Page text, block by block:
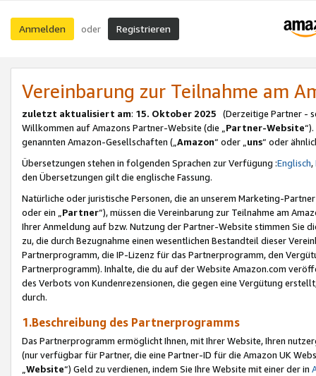
Anmelden oder Registrieren
Vereinbarung zur Teilnahme am
zuletzt aktualisiert am: 15. Oktober 2025 (Derzeitige Partner -
Willkommen auf Amazons Partner-Website (die „Partner-Website
genannten Amazon-Gesellschaften („Amazon“ oder „uns“ oder
Übersetzungen stehen in folgenden Sprachen zur Verfügung :Englisch,
den Übersetzungen gilt die englische Fassung.
Natürliche oder juristische Personen, die an unserem Marketing-
oder ein „Partner“), müssen die Vereinbarung zur Teilnahme am
Ihrer Anmeldung auf bzw. Nutzung der Partner-Website stimmen Sie
zu, die durch Bezugnahme einen wesentlichen Bestandteil dieser
Partnerprogramm, die IP-Lizenz für das Partnerprogramm, den
Partnerprogramm). Inhalte, die du auf der Website Amazon.com
des Verbots von Kundenrezensionen, die gegen eine Vergütung
durch.
1.Beschreibung des Partnerprogramms
Das Partnerprogramm ermöglicht Ihnen, mit Ihrer Website, Ihren
(nur verfügbar für Partner, die eine Partner-ID für die Amazon UK
Website“) Geld zu verdienen, indem Sie Ihre Website mit einer der in